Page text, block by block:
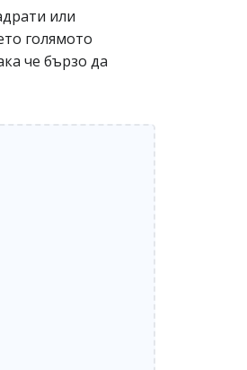
или
голямото
че бързо да